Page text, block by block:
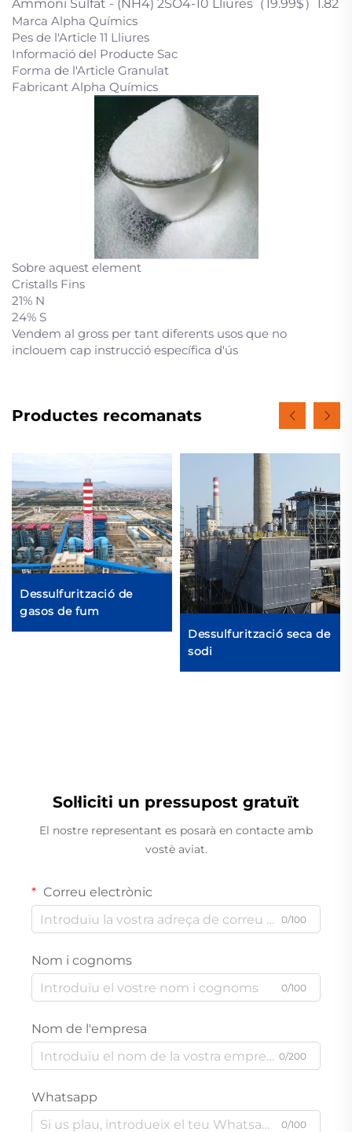
Ammoni Sulfat - (NH4) 2SO4-10 Lliures（19.99$）1.82
Marca Alpha Químics
Pes de l'Article 11 Lliures
Informació del Producte Sac
Forma de l'Article Granulat
Fabricant Alpha Químics
Sobre aquest element
Cristalls Fins
21% N
24% S
Vendem al gross per tant diferents usos que no
inclouem cap instrucció específica d'ús
Productes recomanats
Dessulfurització de
gasos de fum
Dessulfurització seca de
sodi
Sol·liciti un pressupost gratuït
El nostre representant es posarà en contacte amb
vostè aviat.
Correu electrònic
0/100
Nom i cognoms
0/100
Nom de l'empresa
0/200
Whatsapp
0/100